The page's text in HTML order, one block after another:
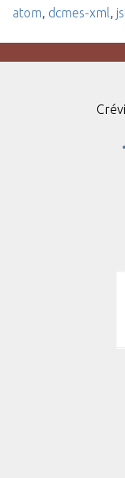
atom dcmes-xml